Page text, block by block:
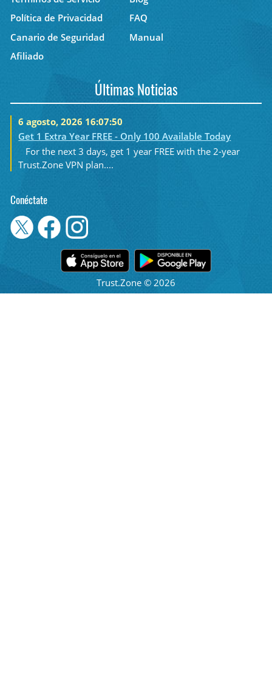
Política de Privacidad
FAQ
Canario de Seguridad
Manual
Afiliado
Últimas Noticias
6 agosto, 2026 16:07:50
Get 1 Extra Year FREE - Only 100 Available Today
For the next 3 days, get 1 year FREE with the 2-year
Trust.Zone VPN plan....
Conéctate
Trust.Zone © 2026